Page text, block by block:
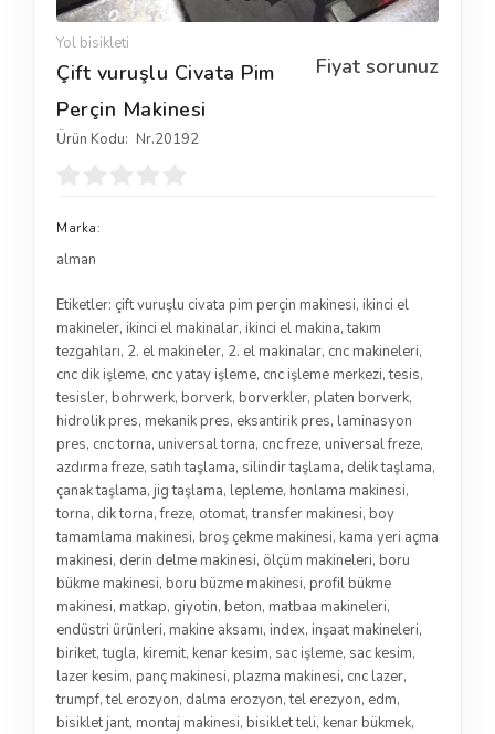
Yol bisikleti
Fiyat sorunuz
Çift vuruşlu Civata Pim
Perçin Makinesi
Ürün Kodu: Nr.20192
Marka:
alman
Etiketler: çift vuruşlu civata pim perçin makinesi, ikinci el
makineler, ikinci el makinalar, ikinci el makina,takım
tezgahları, 2. el makineler, 2. el makinalar, cnc makineleri,
cnc dik işleme, cnc yatay işleme, cnc işleme merkezi,tesis,
tesisler, bohrwerk, borverk, borverkler, platen borverk,
hidrolik pres, mekanik pres, eksantirik pres, laminasyon
pres, cnc torna, universal torna, cnc freze, universal freze,
azdırma freze, satıh taşlama, silindir taşlama, delik taşlama,
çanak taşlama, jig taşlama, lepleme, honlama makinesi,
torna, dik torna,freze, otomat,transfer makinesi, boy
tamamlama makinesi, broş çekme makinesi, kama yeri açma
makinesi, derin delme makinesi, ölçüm makineleri, boru
bükme makinesi, boru büzme makinesi, profil bükme
makinesi, matkap, giyotin, beton, matbaa makineleri,
endüstri ürünleri, makine aksamı, index, inşaat makineleri,
biriket,tugla, kiremit, kenar kesim, sac işleme, sac kesim,
lazer kesim, panç makinesi, plazma makinesi, cnc lazer,
trumpf,tel erozyon, dalma erozyon,tel erezyon, edm,
bisiklet jant, montaj makinesi, bisiklet teli, kenar bükmek,